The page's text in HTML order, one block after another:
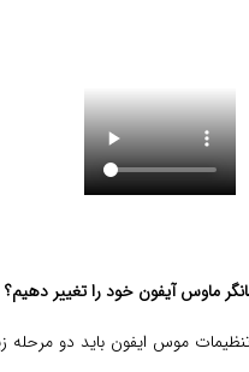
ماوس آیفون خود را تغییر دهیم؟
موس ایفون باید دو مرحله